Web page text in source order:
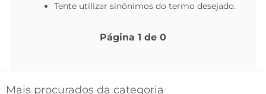
Tente utilizar sinônimos do termo desejado.
Página 1 de 0
Mais procurados da categoria